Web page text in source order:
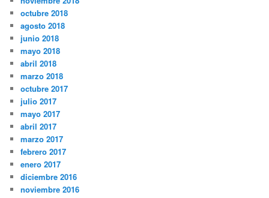
octubre 2018
agosto 2018
junio 2018
mayo 2018
abril 2018
marzo 2018
octubre 2017
julio 2017
mayo 2017
abril 2017
marzo 2017
febrero 2017
enero 2017
diciembre 2016
noviembre 2016